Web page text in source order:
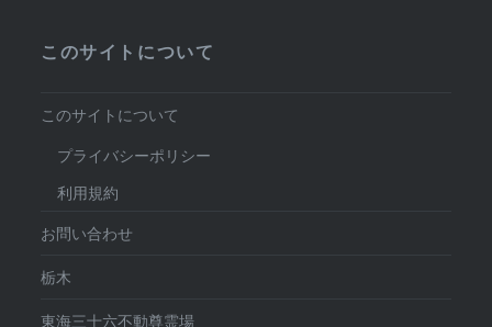
このサイトについて
このサイトについて
プライバシーポリシー
利用規約
お問い合わせ
栃木
東海三十六不動尊霊場